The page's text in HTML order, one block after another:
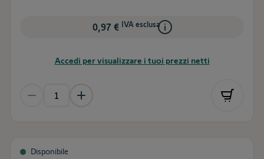
0,97 € IVA esclusa
Accedi per visualizzare i tuoi prezzi netti
Disponibile